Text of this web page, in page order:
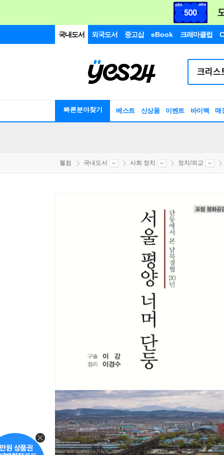
국내도서 외국도서 중고샵 eBook 크레마클럽
빠른분야찾기 베스트 신상품 이벤트 바이백 매
웰컴 국내도서 사회 정치 정치/외교